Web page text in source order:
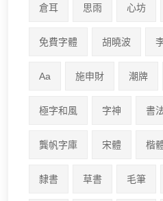
倉耳 思雨 心坊
免費字體 胡曉波
Aa 施申財 潮牌
極字和風 字神 書
龔帆字庫 宋體 楷
隸書 草書 毛筆